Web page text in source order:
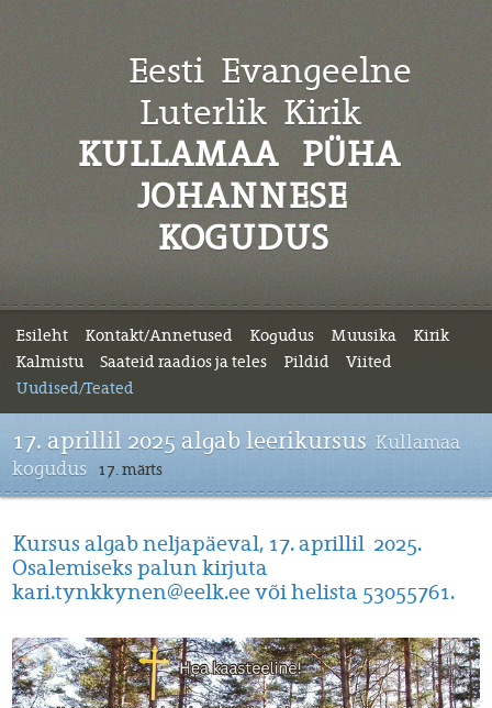
Eesti Evangeelne
Luterlik Kirik
KULLAMAA PÜHA
JOHANNESE
KOGUDUS
Esileht Kontakt/Annetused Kogudus Muusika
Kirik
Kalmistu
Saateid raadios ja teles Pildid
Viited
Uudised/Teated
17. aprillil 2025 algab leerikursus Kullamaa
kogudus
17. märts
Kursus algab neljapäeval, 17. aprillil 2025.
Osalemiseks palun kirjuta
kari.tynkkynen@eelk.ee või helista 53055761.